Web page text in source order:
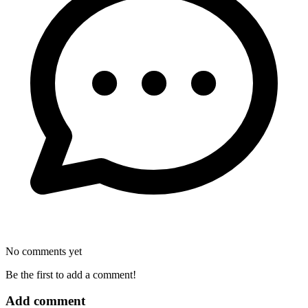
No comments yet
Be the first to add a comment!
Add comment